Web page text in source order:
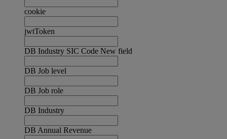
cookie
jwtToken
DB Industry SIC Code New field
DB Job level
DB Job role
DB Industry
DB Annual Revenue